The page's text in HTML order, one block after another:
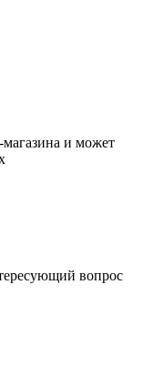
магазина и может
вопрос